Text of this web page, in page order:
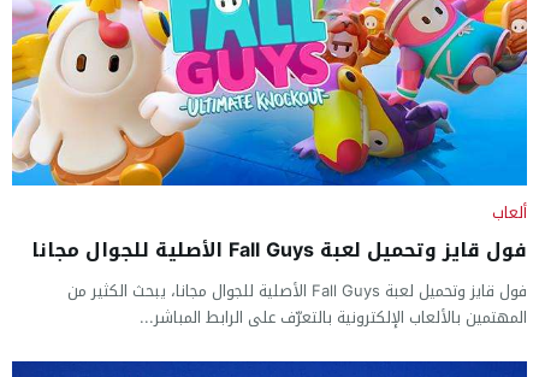
ألعاب
فول قايز وتحميل لعبة Fall Guys الأصلية للجوال مجانا
فول قايز وتحميل لعبة Fall Guys الأصلية للجوال مجانا، يبحث الكثير من
المهتمين بالألعاب الإلكترونية بالتعرّف على الرابط المباشر...